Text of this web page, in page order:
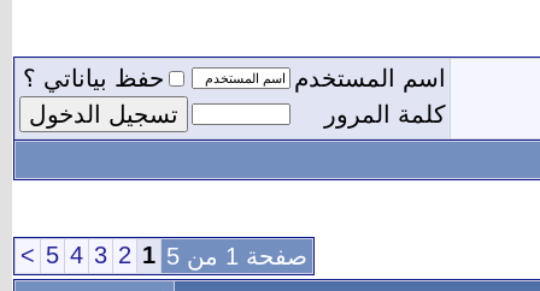
حفظ بياناتي ؟
2
3
4
5
>